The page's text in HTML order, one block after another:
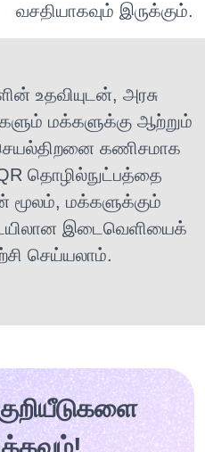
வசதியாகவும் இருக்கும்.
உதவியுடன், அரசு
மக்களுக்கு ஆற்றும்
கணிசமாக
QR தொழில்நுட்பத்தை
மூலம், மக்களுக்கும்
இடைவெளியைக்
செய்யலாம்.